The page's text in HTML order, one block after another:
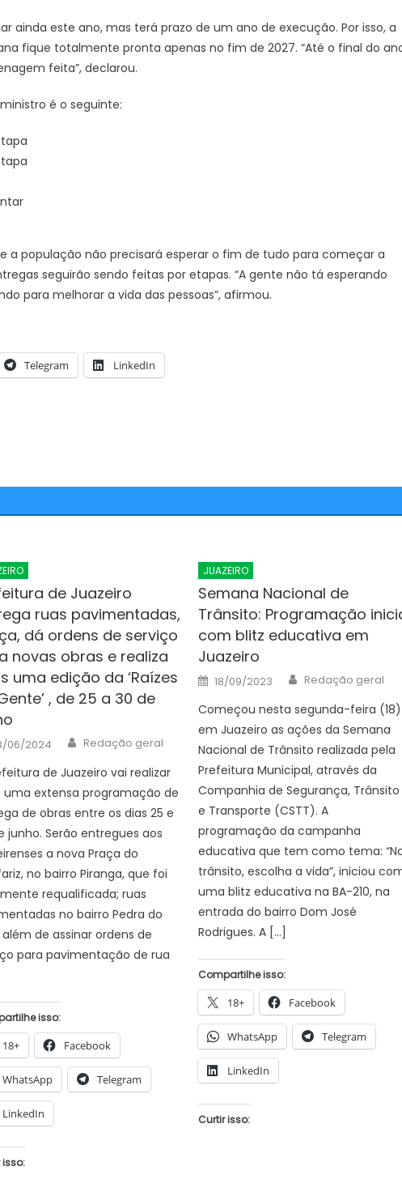
ainda este ano, mas terá prazo de um ano de execução. Por isso, a
fique totalmente pronta apenas no fim de 2027. “Até o final do
feita”, declarou.
é o seguinte:
a população não precisará esperar o fim de tudo para começar a
seguirão sendo feitas por etapas. “A gente não tá esperando
para melhorar a vida das pessoas”, afirmou.
Telegram LinkedIn
de Juazeiro
ruas pavimentadas,
dá ordens de serviço
novas obras e realiza
uma edição da ‘Raízes
, de 25 a 30 de
06/2024 Author
Redação geral
de Juazeiro vai realizar
uma extensa programação de
de obras entre os dias 25 e
junho. Serão entregues aos
a nova Praça do
no bairro Piranga, que foi
requalificada; ruas
no bairro Pedra do
além de assinar ordens de
para pavimentação de rua
isso:
18+ Facebook
WhatsApp Telegram
LinkedIn
isso:
JUAZEIRO
Semana Nacional de
Trânsito: Programação
com blitz educativa em
Juazeiro
Posted
on
18/09/2023 Author
Redação geral
Começou nesta segunda-feira (18)
em Juazeiro as ações da Semana
Nacional de Trânsito realizada pela
Prefeitura Municipal, através da
Companhia de Segurança, Trânsito
e Transporte (CSTT). A
programação da campanha
educativa que tem como tema:
trânsito, escolha a vida”, iniciou
uma blitz educativa na BA-210, na
entrada do bairro Dom José
Rodrigues. A […]
Compartilhe isso:
18+ Facebook
WhatsApp Telegram
LinkedIn
Curtir isso: